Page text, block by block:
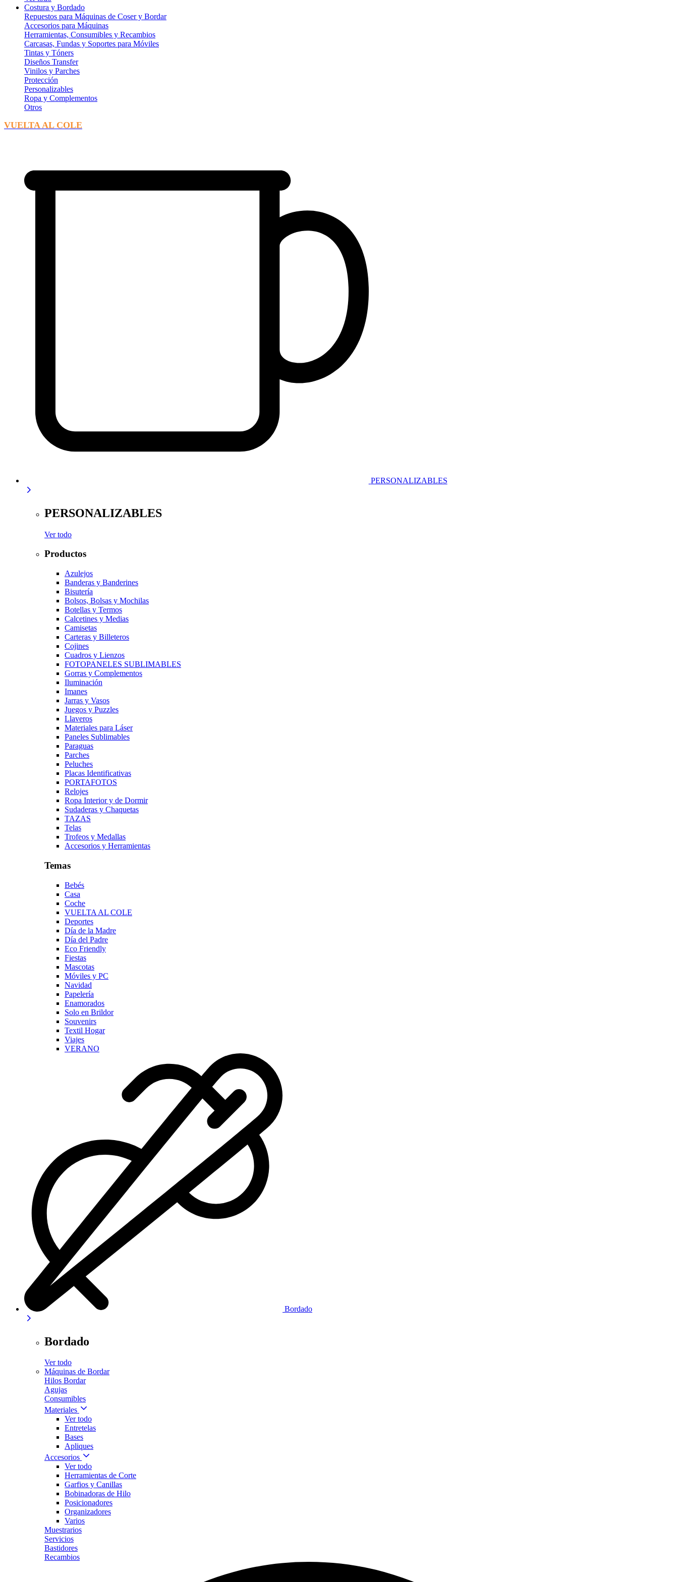
Costura y Bordado
Repuestos para Máquinas de Coser y Bordar
Accesorios para Máquinas
Herramientas, Consumibles y Recambios
Carcasas, Fundas y Soportes para Móviles
Tintas y Tóners
Diseños Transfer
Vinilos y Parches
Protección
Personalizables
Ropa y Complementos
Otros
VUELTA AL COLE
PERSONALIZABLES
PERSONALIZABLES
Ver todo
Productos
Azulejos
Banderas y Banderines
Bisutería
Bolsos, Bolsas y Mochilas
Botellas y Termos
Calcetines y Medias
Camisetas
Carteras y Billeteros
Cojines
Cuadros y Lienzos
FOTOPANELES SUBLIMABLES
Gorras y Complementos
Iluminación
Imanes
Jarras y Vasos
Juegos y Puzzles
Llaveros
Materiales para Láser
Paneles Sublimables
Paraguas
Parches
Peluches
Placas Identificativas
PORTAFOTOS
Relojes
Ropa Interior y de Dormir
Sudaderas y Chaquetas
TAZAS
Telas
Trofeos y Medallas
Accesorios y Herramientas
Temas
Bebés
Casa
Coche
VUELTA AL COLE
Deportes
Día de la Madre
Día del Padre
Eco Friendly
Fiestas
Mascotas
Móviles y PC
Navidad
Papelería
Enamorados
Solo en Brildor
Souvenirs
Textil Hogar
Viajes
VERANO
Bordado
Bordado
Ver todo
Máquinas de Bordar
Hilos Bordar
Agujas
Consumibles
Materiales
Ver todo
Entretelas
Bases
Apliques
Accesorios
Ver todo
Herramientas de Corte
Garfios y Canillas
Bobinadoras de Hilo
Posicionadores
Organizadores
Varios
Muestrarios
Servicios
Bastidores
Recambios